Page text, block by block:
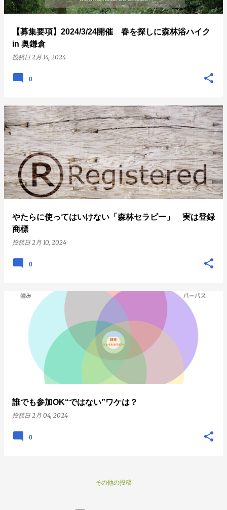
【募集要項】2024/3/24開催 春を探しに森林浴ハイク
in 奥鎌倉
投稿日 2月 14, 2024
0
やたらに使ってはいけない「森林セラピー」 実は登録
商標
投稿日 2月 10, 2024
0
誰でも参加OK“ではない”ワケは？
投稿日 2月 04, 2024
0
その他の投稿